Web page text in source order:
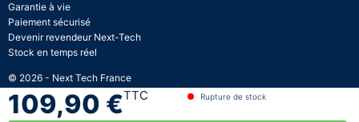
109,90 €TTC Rupture de stock
Garantie à vie
Paiement sécurisé
Devenir revendeur Next-Tech
Stock en temps réel
© 2026 - Next Tech France